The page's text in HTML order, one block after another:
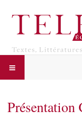
Présentation